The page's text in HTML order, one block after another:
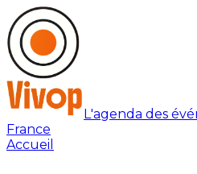
L'agenda des
France
Accueil